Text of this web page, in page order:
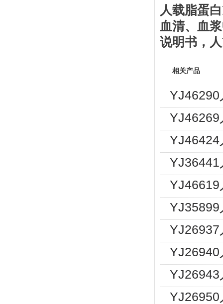
人载脂蛋白
血清、血
说明书 ， 人
相关产品
YJ46290
YJ46269
YJ46424
YJ36441
YJ46619
YJ35899
YJ26937
YJ26940
YJ26943
YJ26950